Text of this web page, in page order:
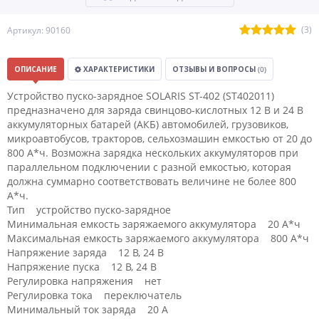
Артикул: 90160 (3)
ОПИСАНИЕ ХАРАКТЕРИСТИКИ ОТЗЫВЫ И ВОПРОСЫ (0)
Устройство пуско-зарядное SOLARIS ST-402 (ST402011)
предназначено для заряда свинцово-кислотных 12 В и 24 В
аккумуляторных батарей (АКБ) автомобилей, грузовиков,
микроавтобусов, тракторов, сельхозмашин емкостью от 20 до
800 А*ч. Возможна зарядка нескольких аккумуляторов при
параллельном подключении с разной емкостью, которая
должна суммарно соответствовать величине не более 800
А*ч.
Тип устройство пуско-зарядное
Минимальная емкость заряжаемого аккумулятора 20 А*ч
Максимальная емкость заряжаемого аккумулятора 800 А*ч
Напряжение заряда 12 В, 24 В
Напряжение пуска 12 В, 24 В
Регулировка напряжения нет
Регулировка тока переключатель
Минимальный ток заряда 20 А